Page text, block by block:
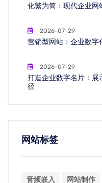
化繁为简：现代企业网
2026-07-29
营销型网站：企业数字
2026-07-29
打造企业数字名片：
径
网站标签
音频嵌入 网站制作